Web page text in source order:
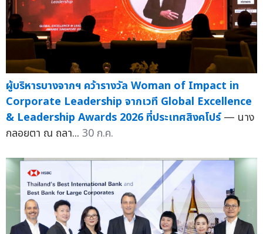
ผู้บริหารบางจากฯ คว้ารางวัล Woman of Impact in
Corporate Leadership จากเวที Global Excellence
& Leadership Awards 2026 ที่ประเทศสิงคโปร์ — นาง
กลอยตา ณ ถลา... 30 ก.ค.